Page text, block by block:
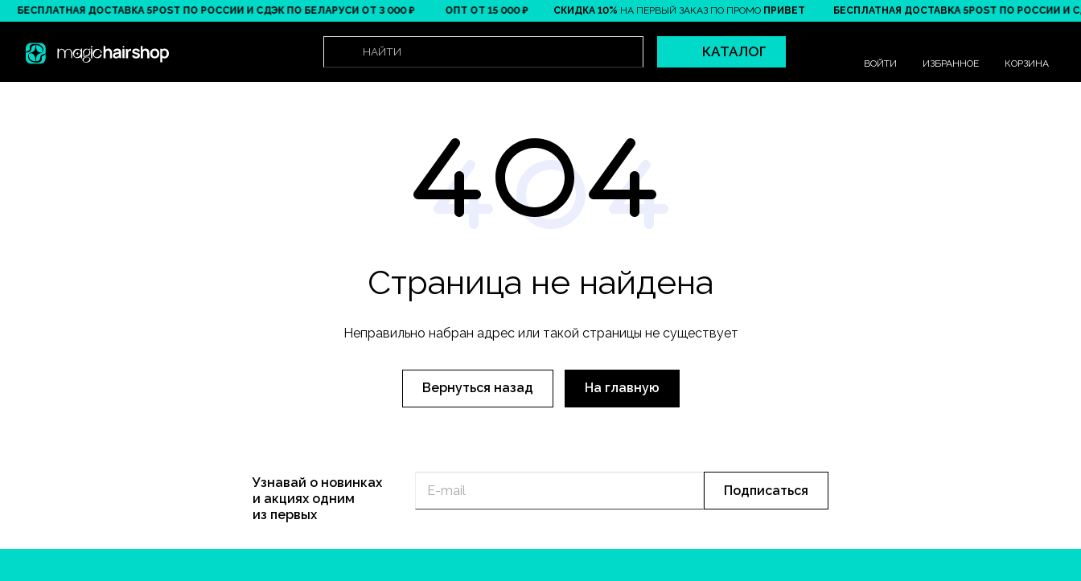
СКИДКА 10%НА ПЕРВЫЙ ЗАКАЗ ПО ПРОМОПРИВЕТ БЕСПЛАТНАЯ ДОСТАВКА 5POST ПО РОССИИ И
БЕСПЛАТНАЯ ДОСТАВКА 5POST ПО РОССИИ И СДЭК ПО БЕЛАРУСИ ОТ 3 000 ₽ ОПТ ОТ 15 000 ₽
КАТАЛОГ
ВОЙТИ ИЗБРАННОЕ КОРЗИНА
Страница не найдена
Неправильно набран адрес или такой страницы не существует
Вернуться назад На главную
Узнавай о новинках
и акциях одним
из первых
Подписаться